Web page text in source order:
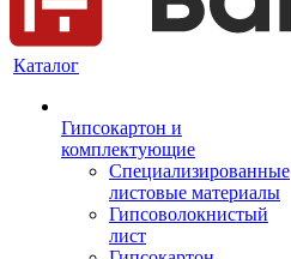
Каталог
Гипсокартон и
комплектующие
Специализированные
листовые материалы
Гипсоволокнистый
лист